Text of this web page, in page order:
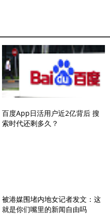
百度App日活用户近2亿背后 搜
索时代还剩多久？
被港媒围堵内地女记者发文：这
就是你们嘴里的新闻自由吗